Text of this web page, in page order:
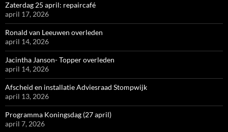
Zaterdag 25 april: repaircafé
april 17, 2026
Ronald van Leeuwen overleden
april 14, 2026
Jacintha Janson- Topper overleden
april 14, 2026
Afscheid en installatie Adviesraad Stompwijk
april 13, 2026
Programma Koningsdag (27 april)
april 7, 2026